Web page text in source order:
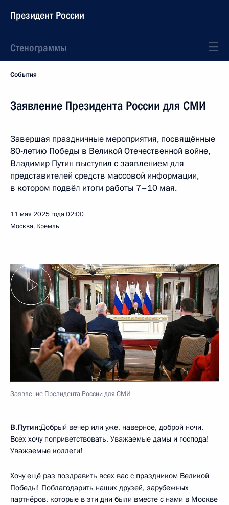
Президент России
Стенограммы
События
Заявление Президента России для СМИ
Завершая праздничные мероприятия, посвящённые
80-летию Победы в Великой Отечественной войне,
Владимир Путин выступил с заявлением для
представителей средств массовой информации,
в котором подвёл итоги работы 7–10 мая.
11 мая 2025 года02:00
Москва, Кремль
Заявление Президента России для СМИ
В.Путин:Добрый вечер или уже, наверное, доброй ночи.
Всех хочу поприветствовать. Уважаемые дамы и господа!
Уважаемые коллеги!
Хочу ещё раз поздравить всех вас с праздником Великой
Победы! Поблагодарить наших друзей, зарубежных
партнёров, которые в эти дни были вместе с нами в Москве